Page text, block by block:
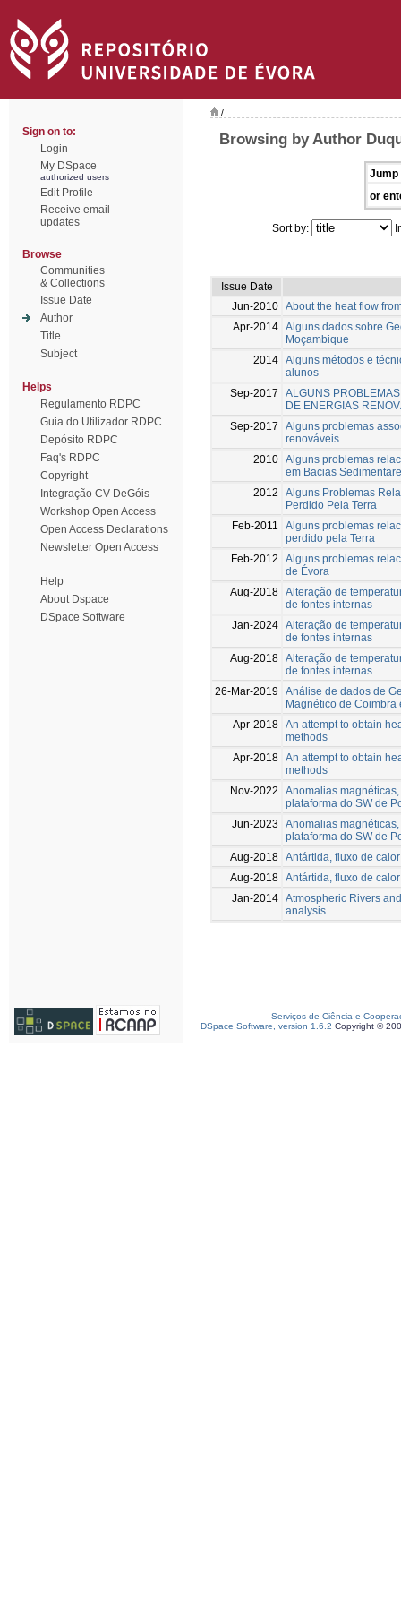
Sign on to:
Login
My DSpace
authorized users
Edit Profile
Receive email
updates
Browse
Communities
& Collections
Issue Date
Author
Title
Subject
Helps
Regulamento RDPC
Guia do Utilizador RDPC
Depósito RDPC
Faq's RDPC
Copyright
Integração CV DeGóis
Workshop Open Access
Open Access Declarations
Newsletter Open Access
Help
About Dspace
DSpace Software
/
Browsing by Author
Jump
or
Sort by:
Issue Date
Jun-2010 About the heat flow
Apr-2014 Alguns dados sobre
Moçambique
2014 Alguns métodos e
alunos
Sep-2017
ALGUNS
DE ENERGIAS
Sep-2017
Alguns problemas
renováveis
2010 Alguns problemas
em Bacias
2012
Alguns Problemas
Perdido Pela Terra
Feb-2011
Alguns problemas
perdido pela Terra
Feb-2012
Alguns problemas
de Évora
Aug-2018 Alteração de
de fontes internas
Jan-2024 Alteração de
de fontes internas
Aug-2018 Alteração de
de fontes internas
26-Mar-2019
Análise de dados de
Magnético de Coimbra
Apr-2018 An attempt to obtain
methods
Apr-2018 An attempt to obtain
methods
Nov-2022
Anomalias
plataforma do SW de
Jun-2023
Anomalias
plataforma do SW de
Aug-2018 Antártida, fluxo de
Aug-2018 Antártida, fluxo de
Jan-2014 Atmospheric Rivers
analysis
Serviços de Ciência e
DSpace Software, version 1.6.2 Copyright ©